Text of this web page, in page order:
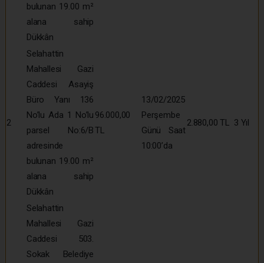
bulunan 19.00 m²
alana sahip
Dükkân
2
Selahattin
Mahallesi Gazi
Caddesi Asayiş
Büro Yanı 136
No’lu Ada 1 No’lu
parsel No:6/B
adresinde
bulunan 19.00 m²
alana sahip
Dükkân
96.000,00
TL
13/02/2025
Perşembe
Günü Saat
10:00’da
2.880,00 TL 3 Yıl
Selahattin
Mahallesi Gazi
Caddesi 503.
Sokak Belediye